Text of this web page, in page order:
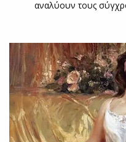
αναλύουν τους